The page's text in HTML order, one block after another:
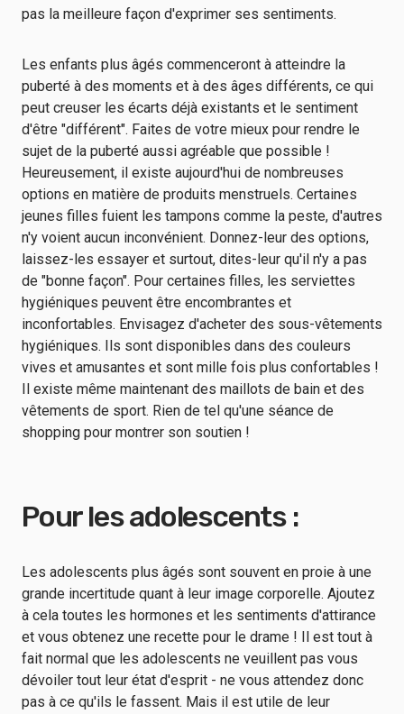
pas la meilleure façon d'exprimer ses sentiments.
Les enfants plus âgés commenceront à atteindre la
puberté à des moments et à des âges différents, ce qui
peut creuser les écarts déjà existants et le sentiment
d'être "différent". Faites de votre mieux pour rendre le
sujet de la puberté aussi agréable que possible !
Heureusement, il existe aujourd'hui de nombreuses
options en matière de produits menstruels. Certaines
jeunes filles fuient les tampons comme la peste, d'autres
n'y voient aucun inconvénient. Donnez-leur des options,
laissez-les essayer et surtout, dites-leur qu'il n'y a pas
de "bonne façon". Pour certaines filles, les serviettes
hygiéniques peuvent être encombrantes et
inconfortables. Envisagez d'acheter des sous-vêtements
hygiéniques. Ils sont disponibles dans des couleurs
vives et amusantes et sont mille fois plus confortables !
Il existe même maintenant des maillots de bain et des
vêtements de sport. Rien de tel qu'une séance de
shopping pour montrer son soutien !
Pour les adolescents :
Les adolescents plus âgés sont souvent en proie à une
grande incertitude quant à leur image corporelle. Ajoutez
à cela toutes les hormones et les sentiments d'attirance
et vous obtenez une recette pour le drame ! Il est tout à
fait normal que les adolescents ne veuillent pas vous
dévoiler tout leur état d'esprit - ne vous attendez donc
pas à ce qu'ils le fassent. Mais il est utile de leur